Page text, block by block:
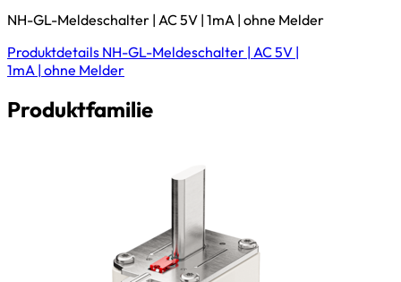
NH-GL-Meldeschalter | AC 5V | 1mA | ohne Melder
Produktdetails NH-GL-Meldeschalter | AC 5V |
1mA | ohne Melder
Produktfamilie